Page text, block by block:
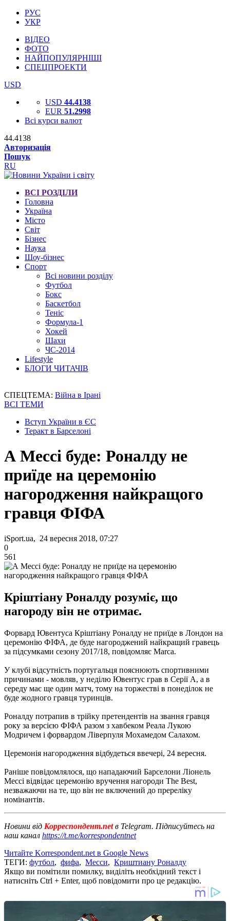
РУС
УКР
ВІДЕО
ФОТО
НАЙПОПУЛЯРНІШІ
СПЕЦПРОЕКТИ
USD
USD 44.4138
EUR 51.2998
Всі курси валют
44.4138
Авторизація
Пошук
RU
ВСІ РОЗДІЛИ
Головна
Україна
Місто
Світ
Бізнес
Наука
Шоу-бізнес
Спорт
Всі новини розділу
Футбол
Бокс
Баскетбол
Теніс
Формула-1
Хокей
Шахи
ЧС-2014
Lifestyle
БЛОГИ ЧИТАЧІВ
СПЕЦТЕМА: Війна в Ірані
ВСІ ТЕМИ
Вступ України в ЄС
Теракт в Барселоні
А Мессі буде: Роналду не
приїде на церемонію
нагородження найкращого
гравця ФІФА
iSport.ua, 24 вересня 2018, 07:27
0
561
Кріштіану Роналду розуміє, що
нагороду він не отримає.
Форвард Ювентуса Кріштіану Роналду не приїде в Лондон на
церемонію ФІФА, де буде нагороджений найкращий гравець
за підсумками сезону 2017/18, повідомляє Marca.
У клубі відсутність португальця пояснюють спортивними
причинами - мовляв, у неділю Ювентус грав в Серії А, а в
середу має ще один матч, тому на торжестві в понеділок не
буде жодного гравця туринців.
Роналду потрапив в трійку претендентів на звання гравця
року за версією ФІФА разом з хавбеком Реала Лукою
Модричем і форвардом Ліверпуля Мохамедом Салахом.
Церемонія нагородження відбудеться ввечері, 24 вересня.
Раніше повідомлялося, що нападаючий Барселони Ліонель
Мессі відвідає церемонію вручення нагороди The Best,
незважаючи на те, що він не включений до пререліку
номінантів.
Новини від Корреспондент.netв Telegram. Підписуйтесь на
наш канал https://t.me/korrespondentnet
Читайте Korrespondent.net в Google News
ТЕГИ: футбол, фифа, Месси, Криштиану Роналду
Якщо ви помітили помилку, виділіть необхідний текст і
натисніть Ctrl + Enter, щоб повідомити про це редакцію.